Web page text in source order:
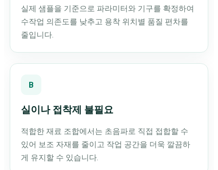
실제 샘플을 기준으로 파라미터와 기구를 확정하여
수작업 의존도를 낮추고 용착 위치별 품질 편차를
줄입니다.
B
실이나 접착제 불필요
적합한 재료 조합에서는 초음파로 직접 접합할 수
있어 보조 자재를 줄이고 작업 공간을 더욱 깔끔하
게 유지할 수 있습니다.